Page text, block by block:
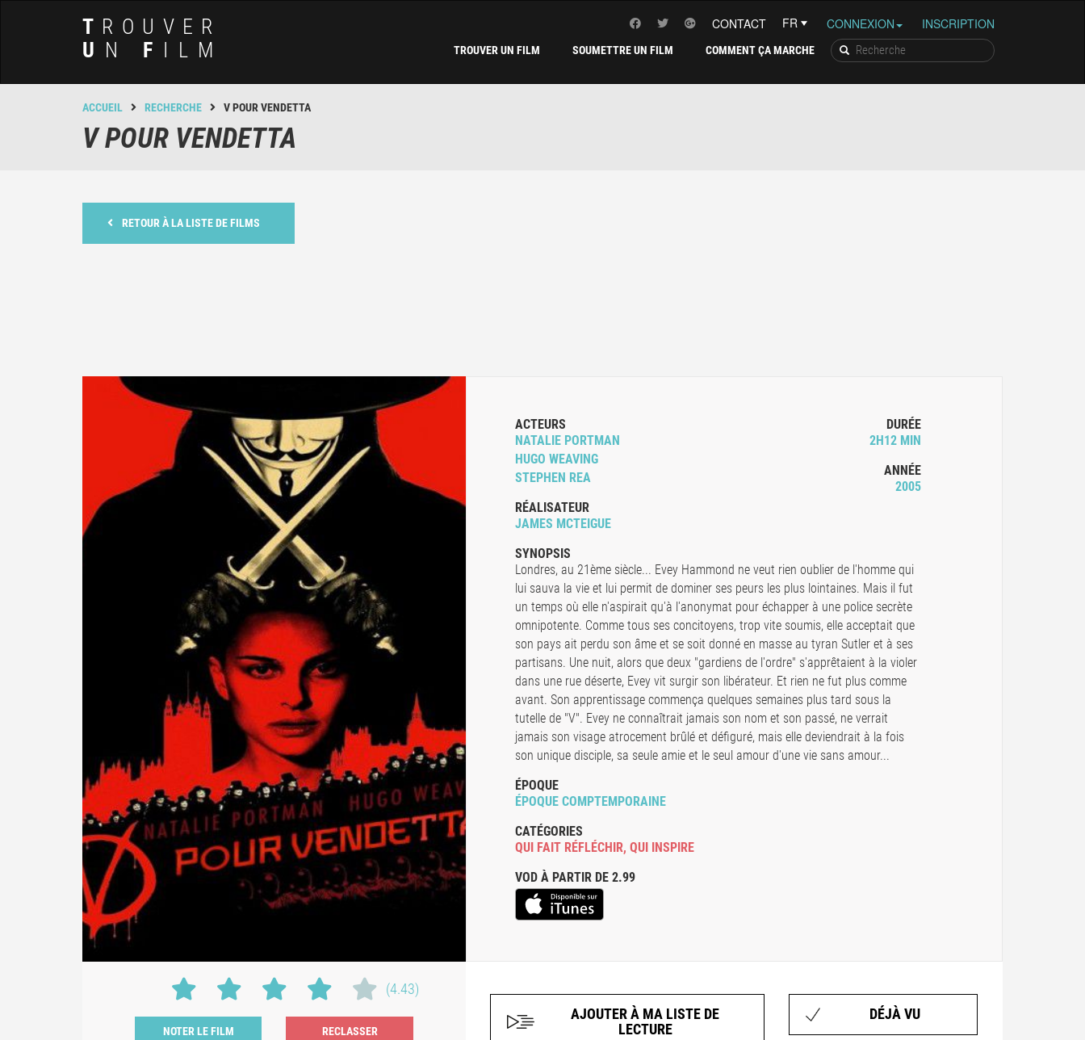
T ROUVER
U N F ILM
CONNEXION INSCRIPTION
CONTACT
COMMENT ÇA MARCHE
SOUMETTRE UN FILM
TROUVER UN FILM
ACCUEIL RECHERCHE V POUR VENDETTA
V POUR VENDETTA
RETOUR À LA LISTE DE FILMS
ACTEURS
NATALIE PORTMAN
HUGO WEAVING
STEPHEN REA
RÉALISATEUR
JAMES MCTEIGUE
DURÉE
2H12 MIN
ANNÉE
2005
SYNOPSIS
Londres, au 21ème siècle... Evey Hammond ne veut rien oublier de l'homme qui
lui sauva la vie et lui permit de dominer ses peurs les plus lointaines. Mais il fut
un temps où elle n'aspirait qu'à l'anonymat pour échapper à une police secrète
omnipotente. Comme tous ses concitoyens, trop vite soumis, elle acceptait que
son pays ait perdu son âme et se soit donné en masse au tyran Sutler et à ses
partisans. Une nuit, alors que deux "gardiens de l'ordre" s'apprêtaient à la violer
dans une rue déserte, Evey vit surgir son libérateur. Et rien ne fut plus comme
avant. Son apprentissage commença quelques semaines plus tard sous la
tutelle de "V". Evey ne connaîtrait jamais son nom et son passé, ne verrait
jamais son visage atrocement brûlé et défiguré, mais elle deviendrait à la fois
son unique disciple, sa seule amie et le seul amour d'une vie sans amour...
ÉPOQUE
ÉPOQUE COMPTEMPORAINE
CATÉGORIES
QUI FAIT RÉFLÉCHIR, QUI INSPIRE
VOD À PARTIR DE 2.99
(4.43)
NOTER LE FILM
AJOUTER À MA LISTE DE
LECTURE
DÉJÀ VU